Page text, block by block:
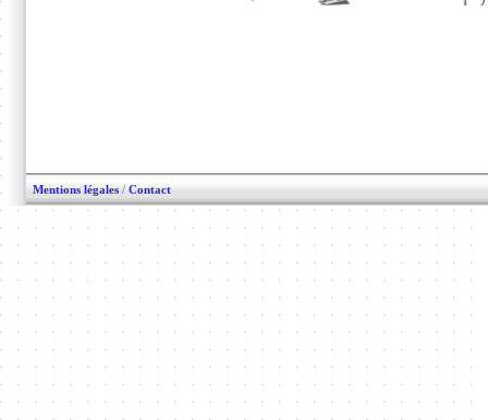
Mentions légales / Contact